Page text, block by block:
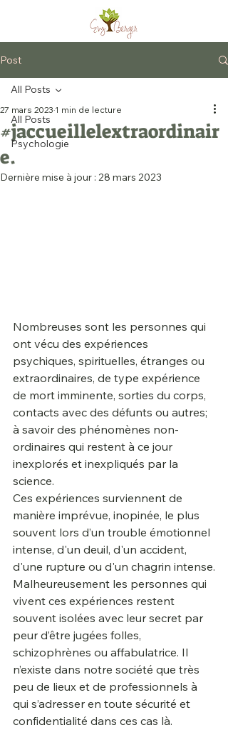
Post
All Posts
Psychologie
All Posts
#jaccueillelextraordinair
e.
27 mars 2023 1 min de lecture
Dernière mise à jour : 28 mars 2023
Nombreuses sont les personnes qui
ont vécu des expériences
psychiques, spirituelles, étranges ou
extraordinaires, de type expérience
de mort imminente, sorties du corps,
contacts avec des défunts ou autres;
à savoir des phénomènes non-
ordinaires qui restent à ce jour
inexplorés et inexpliqués par la
science.
Ces expériences surviennent de
manière imprévue, inopinée, le plus
souvent lors d’un trouble émotionnel
intense, d'un deuil, d'un accident,
d'une rupture ou d'un chagrin intense.
Malheureusement les personnes qui
vivent ces expériences restent
souvent isolées avec leur secret par
peur d’être jugées folles,
schizophrènes ou affabulatrice. Il
n’existe dans notre société que très
peu de lieux et de professionnels à
qui s’adresser en toute sécurité et
confidentialité dans ces cas là.